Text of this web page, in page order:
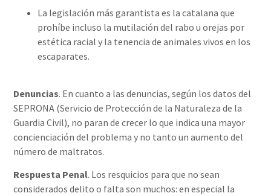
La legislación más garantista es la catalana que
prohíbe incluso la mutilación del rabo u orejas por
estética racial y la tenencia de animales vivos en los
escaparates.
Denuncias. En cuanto a las denuncias, según los datos del
SEPRONA (Servicio de Protección de la Naturaleza de la
Guardia Civil), no paran de crecer lo que indica una mayor
concienciación del problema y no tanto un aumento del
número de maltratos.
Respuesta Penal. Los resquicios para que no sean
considerados delito o falta son muchos: en especial la